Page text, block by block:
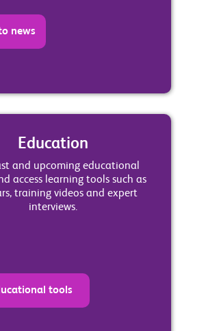
news
Education
and upcoming educational
access learning tools such as
training videos and expert
interviews.
tools